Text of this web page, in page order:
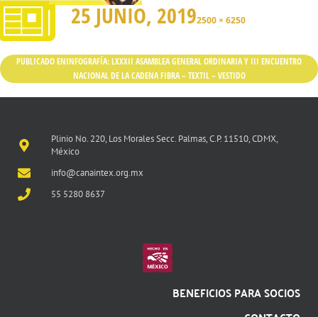
25 JUNIO, 20192500 × 6250
PUBLICADO ENINFOGRAFÍA: LXXXII ASAMBLEA GENERAL ORDINARIA Y III ENCUENTRO
NACIONAL DE LA CADENA FIBRA – TEXTIL – VESTIDO
Plinio No. 220, Los Morales Secc. Palmas, C.P. 11510, CDMX,
México
info@canaintex.org.mx
55 5280 8637
BENEFICIOS PARA SOCIOS